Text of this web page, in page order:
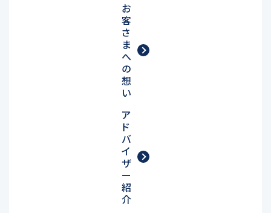
お
客
さ
ま
へ
の
想
い
ア
ド
バ
イ
ザ
ー
紹
介